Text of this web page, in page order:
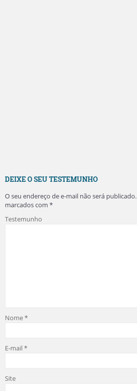
DEIXE O SEU TESTEMUNHO
O seu endereço de e-mail não será publicado.
marcados com *
Testemunho
Nome*
E-mail*
Site